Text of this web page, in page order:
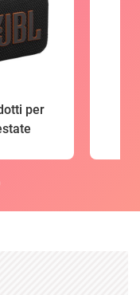
per